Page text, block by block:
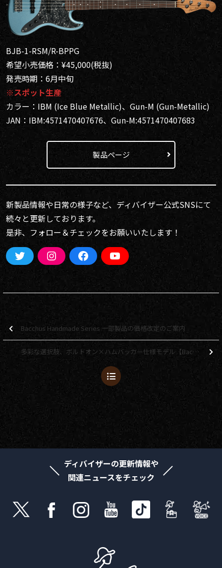
BJB-1-RSM/R-BPPG
希望小売価格：¥45,000(税抜)
発売時期：6月中旬
※スポット生産
カラー：IBM (Ice Blue Metallic)、Gun-M (Gun-Metallic)
JAN：IBM:4571470407676、Gun-M:4571470407683
製品ページ
新製品情報や日常の様子など、ディバイザー公式SNSにて
続々と更新しております。
是非、フォロー＆チェックをお願いいたします！
Bacchus Handmade Series 一部製品の価格改定のご案内
多彩な選択肢、ボルトオン×ハムバッカー仕様モデル【Bacchus Global＆Universe Series】
ディバイザーの更新情報や
関連ニュースをチェック